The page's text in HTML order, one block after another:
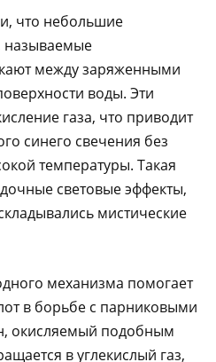
что небольшие
называемые
между заряженными
воды. Эти
газа, что приводит
синего свечения без
температуры. Такая
световые эффекты,
мистические
механизма помогает
в борьбе с парниковыми
окисляемый подобным
в углекислый газ,